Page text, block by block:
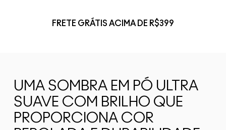
FRETE GRÁTIS ACIMA DE R$399
UMA SOMBRA EM PÓ ULTRA
SUAVE COM BRILHO QUE
PROPORCIONA COR